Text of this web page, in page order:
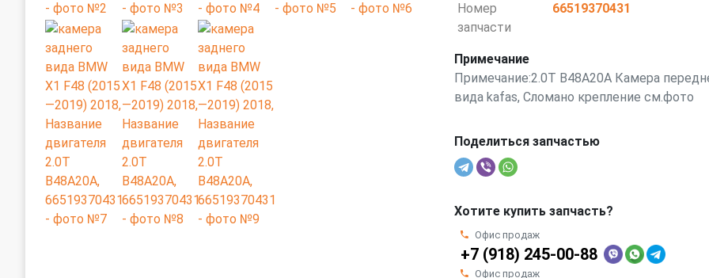
Номер
запчасти
66519370431
Примечание
Примечание:2.0T B48A20A Камера
вида kafas, Сломано крепление см.фото
Поделиться запчастью
Хотите купить запчасть?
Офис продаж
+7 (918) 245-00-88
Офис продаж